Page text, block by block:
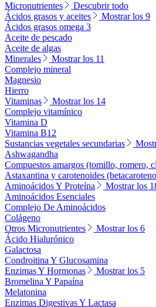
Micronutrientes
Descubrir todo
Ácidos grasos y aceites
Mostrar los 9
Ácidos grasos omega 3
Aceite de pescado
Aceite de algas
Minerales
Mostrar los 11
Complejo mineral
Magnesio
Hierro
Vitaminas
Mostrar los 14
Complejo vitamínico
Vitamina D
Vitamina B12
Sustancias vegetales secundarias
Ashwagandha
Compuestos amargos (tomillo, romero,
Astaxantina y carotenoides
Aminoácidos Y Proteína
Mostrar los
Aminoácidos Esenciales
Complejo De Aminoácidos
Colágeno
Otros Micronutrientes
Mostrar los 6
Ácido Hialurónico
Galactosa
Condroitina Y Glucosamina
Enzimas Y Hormonas
Mostrar los 5
Bromelina Y Papaína
Melatonina
Enzimas Digestivas Y Lactasa